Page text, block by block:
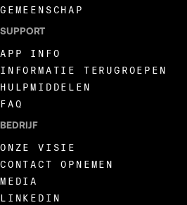
GEMEENSCHAP
SUPPORT
APP INFO
INFORMATIE TERUGROEPEN
HULPMIDDELEN
FAQ
BEDRIJF
ONZE VISIE
CONTACT OPNEMEN
MEDIA
LINKEDIN